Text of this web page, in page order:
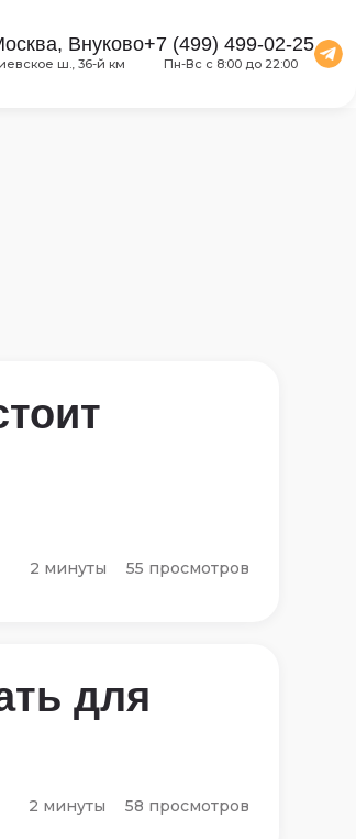
Внуково
ш., 36-й км
+7 (499) 499-02-25
Пн-Вс с 8:00 до 22:00
2 минуты 55 просмотров
для
2 минуты 58 просмотров